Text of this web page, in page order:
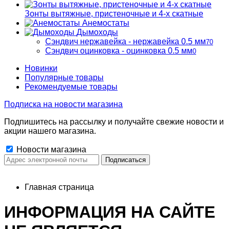
Зонты вытяжные, пристеночные и 4-х скатные
Анемостаты
Дымоходы
Сэндвич нержавейка - нержавейка 0.5 мм70
Сэндвич оцинковка - оцинковка 0.5 мм0
Новинки
Популярные товары
Рекомендуемые товары
Подписка на новости магазина
Подпишитесь на рассылку и получайте свежие новости и
акции нашего магазина.
Новости магазина
Главная страница
ИНФОРМАЦИЯ НА САЙТЕ